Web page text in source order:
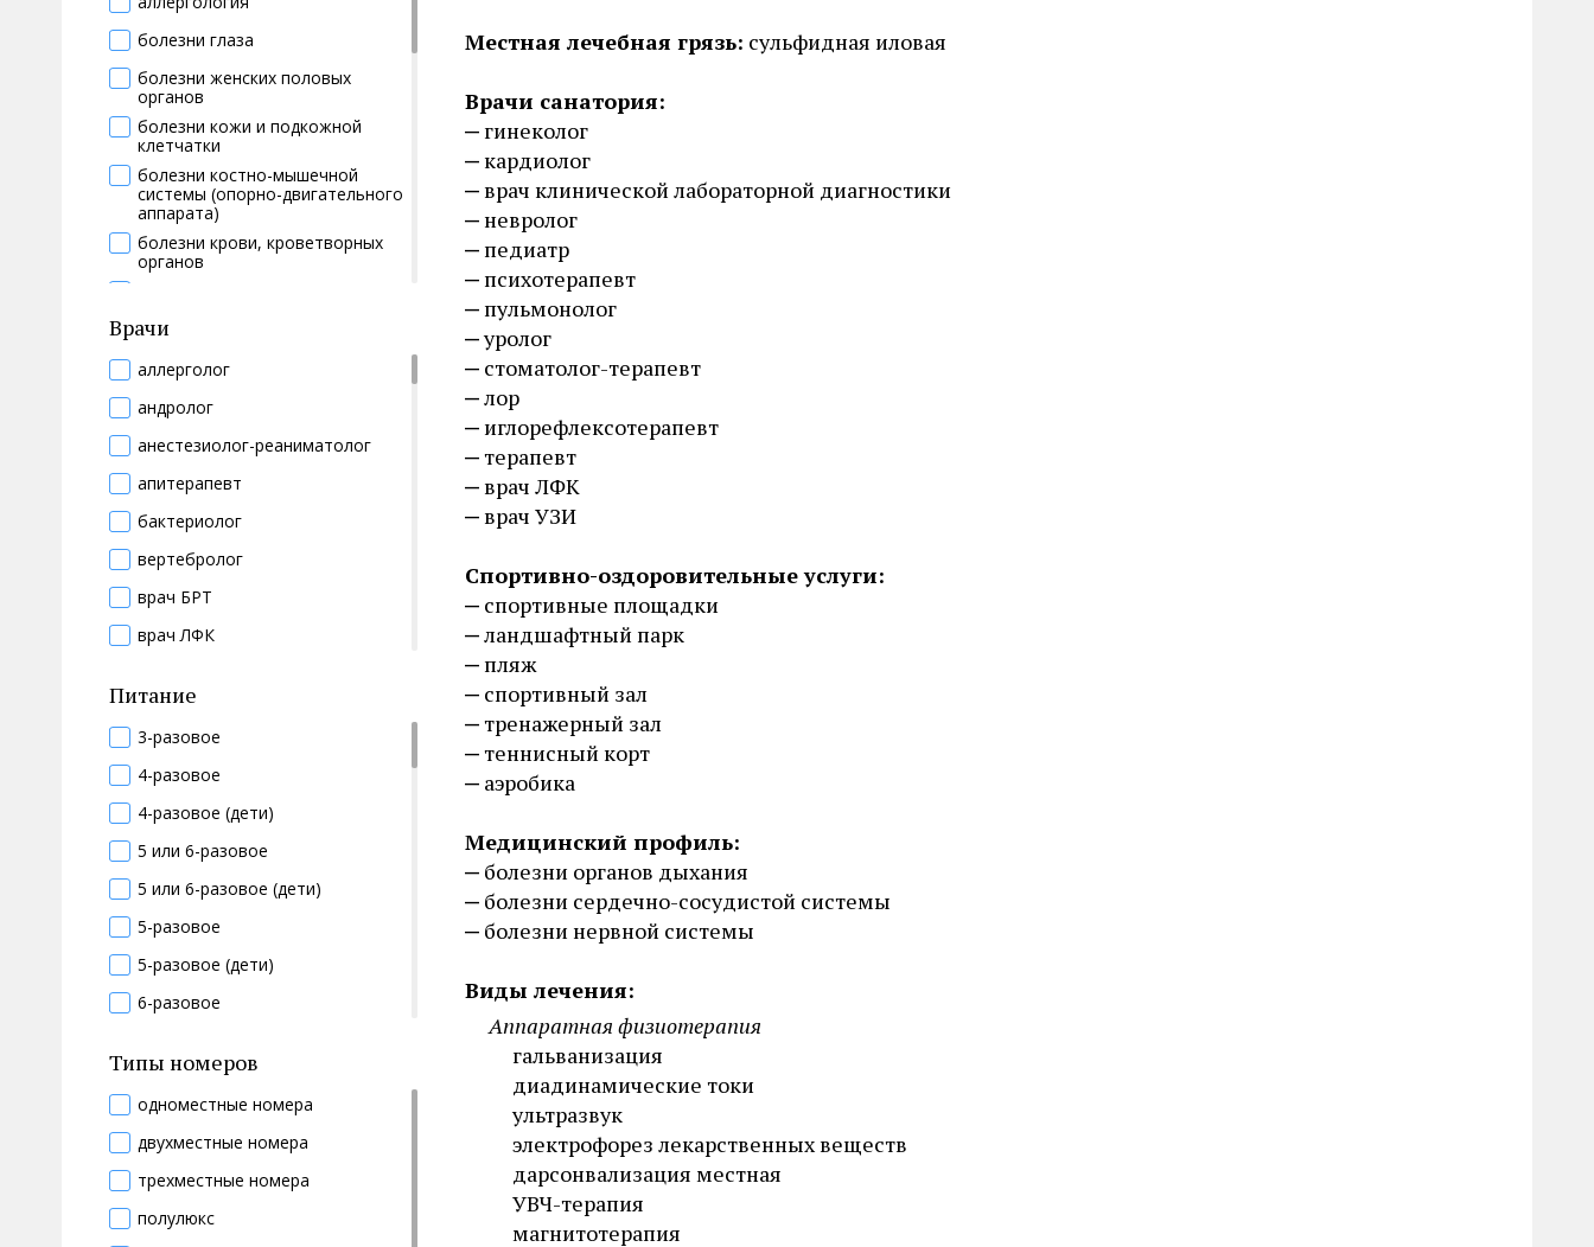
Местная лечебная грязь: сульфидная иловая
Врачи санатория:
гинеколог
кардиолог
врач клинической лабораторной диагностики
невролог
педиатр
психотерапевт
пульмонолог
уролог
стоматолог-терапевт
лор
иглорефлексотерапевт
терапевт
врач ЛФК
врач УЗИ
Спортивно-оздоровительные услуги:
спортивные площадки
ландшафтный парк
пляж
спортивный зал
тренажерный зал
теннисный корт
аэробика
Медицинский профиль:
болезни органов дыхания
болезни сердечно-сосудистой системы
болезни нервной системы
Виды лечения:
Аппаратная физиотерапия
гальванизация
диадинамические токи
ультразвук
электрофорез лекарственных веществ
дарсонвализация местная
УВЧ-терапия
магнитотерапия
соляной грот
солярий
спортивные площадки
спортивный зал
спортивный комплекс
теннисный корт
тренажерный зал
фермерская баня
финская баня
шейпинг
парикмахерская
прачечная
прокат спортивного инвентаря
ресторан
трансфер
экскурсии
болезни глаза
болезни женских половых
органов
болезни кожи и подкожной
клетчатки
болезни костно-мышечной
системы (опорно-двигательного
аппарата)
болезни крови, кроветворных
органов
болезни мужских половых
болезни нервной системы
болезни органов дыхания
болезни органов пищеварения
болезни сердечно-сосудистой
системы
болезни соединительной ткани
болезни суставов
болезни уха, горла, носа (лор-
органов)
нарушения обмена веществ
восстановительная медицина
геронтология
диетология
косметология
медицинский массаж
общетерапевтический
оздоровление беременных
онкология
педиатрия
Врачи
аллерголог
андролог
анестезиолог-реаниматолог
апитерапевт
бактериолог
вертебролог
врач БРТ
врач ЛФК
врач по экспертизе временной
нетрудоспособности
гомеопат
дерматолог
дефектолог
диабетолог
диетолог
Питание
3-разовое
4-разовое
4-разовое (дети)
5 или 6-разовое
5 или 6-разовое (дети)
5-разовое
5-разовое (дети)
6-разовое
безглютеновое
безлактозное
веганское
вегетарианское
витаминный стол
Типы номеров
одноместные номера
двухместные номера
трехместные номера
полулюкс